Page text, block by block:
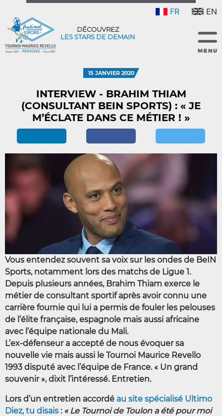
FR EN
DÉCOUVREZ
LES STARS DE DEMAIN
15 JANVIER 2020
INTERVIEW - BRAHIM THIAM
(CONSULTANT BEIN SPORTS) : « JE
M’ÉCLATE DANS CE MÉTIER ! »
Vous entendez souvent sa voix sur les ondes de BeIN
Sports, notamment lors des matchs de Ligue 1.
Depuis plusieurs années, Brahim Thiam exerce le
métier de consultant sportif après avoir connu une
carrière fournie qui lui a permis de fouler les pelouses
de l’élite française, espagnole mais aussi africaine
avec l’équipe nationale du Mali.
L’ex-défenseur a accepté de nous évoquer sa
nouvelle vie mais aussi le Tournoi Maurice Revello
1993 disputé avec l’équipe de France. « Un grand
souvenir », dixit l’intéressé. Entretien.
Lors d’un entretien accordé au site spécialisé Ultimo
Diez, tu disais : « Le Tournoi de Toulon a été pour moi